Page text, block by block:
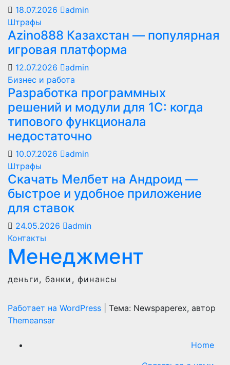
18.07.2026
admin
Штрафы
Azino888 Казахстан — популярная
игровая платформа
12.07.2026
admin
Бизнес и работа
Разработка программных
решений и модули для 1С: когда
типового функционала
недостаточно
10.07.2026
admin
Штрафы
Скачать Мелбет на Андроид —
быстрое и удобное приложение
для ставок
24.05.2026
admin
Контакты
Менеджмент
деньги, банки, финансы
Работает на WordPress
Тема: Newspaperex, автор
Themeansar
Home